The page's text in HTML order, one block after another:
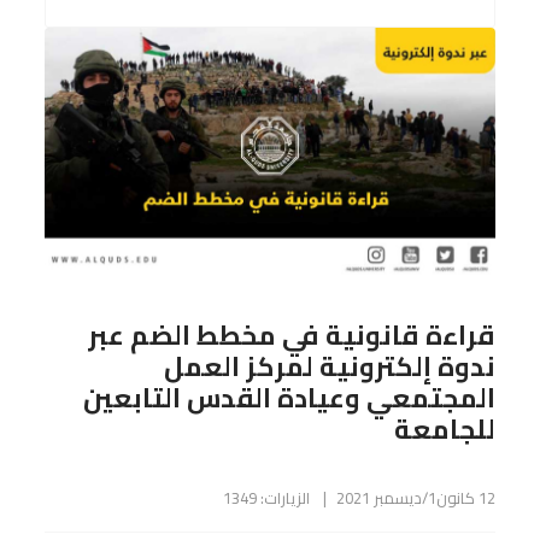
قراءة قانونية في مخطط الضم عبر
ندوة إلكترونية لمركز العمل
المجتمعي وعيادة القدس التابعين
للجامعة
12 كانون1/ديسمبر 2021 الزيارات: 1349